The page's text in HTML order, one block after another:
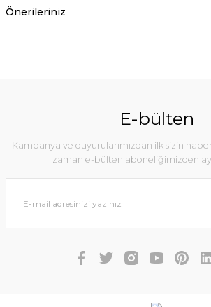
Önerileriniz
E-bülten
Kampanya ve duyurularımızdan ilk sizin
zaman e-bülten aboneliğimizden